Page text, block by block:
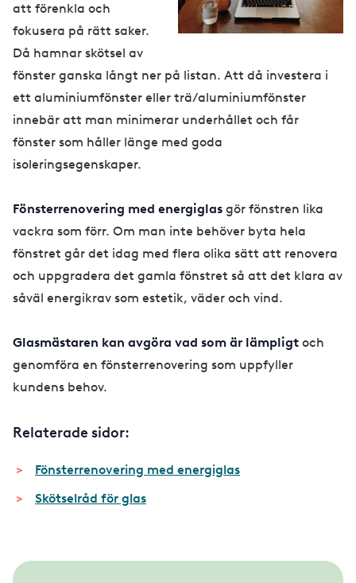
att förenkla och
fokusera på rätt saker.
Då hamnar skötsel av
fönster ganska långt ner på listan. Att då investera i
ett aluminiumfönster eller trä/aluminiumfönster
innebär att man minimerar underhållet och får
fönster som håller länge med goda
isoleringsegenskaper.
Fönsterrenovering med energiglas gör fönstren lika
vackra som förr. Om man inte behöver byta hela
fönstret går det idag med flera olika sätt att renovera
och uppgradera det gamla fönstret så att det klara av
såväl energikrav som estetik, väder och vind.
Glasmästaren kan avgöra vad som är lämpligt och
genomföra en fönsterrenovering som uppfyller
kundens behov.
Relaterade sidor:
Fönsterrenovering med energiglas
Skötselråd för glas